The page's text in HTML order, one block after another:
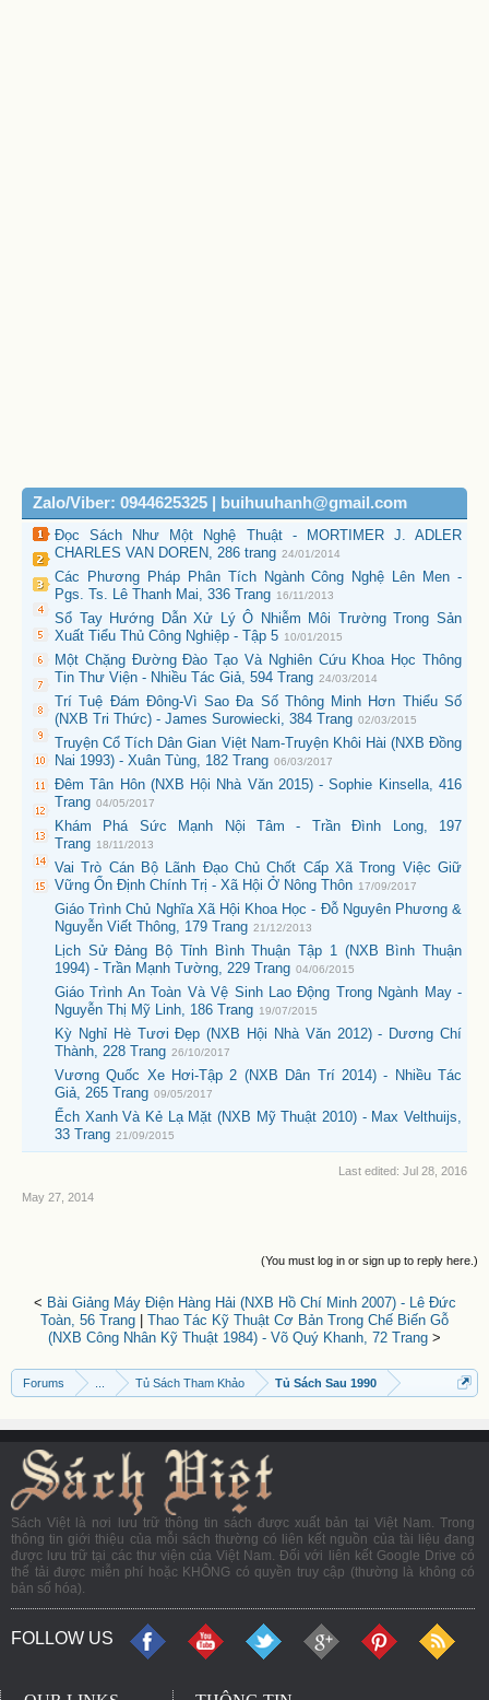
Zalo/Viber: 0944625325 | buihuuhanh@gmail.com
Đọc Sách Như Một Nghệ Thuật - MORTIMER J. ADLER
CHARLES VAN DOREN, 286 trang 24/01/2014
Các Phương Pháp Phân Tích Ngành Công Nghệ Lên Men -
Pgs. Ts. Lê Thanh Mai, 336 Trang 16/11/2013
Sổ Tay Hướng Dẫn Xử Lý Ô Nhiễm Môi Trường Trong Sản
Xuất Tiểu Thủ Công Nghiệp - Tập 5 10/01/2015
Một Chặng Đường Đào Tạo Và Nghiên Cứu Khoa Học Thông
Tin Thư Viện - Nhiều Tác Giả, 594 Trang 24/03/2014
Trí Tuệ Đám Đông-Vì Sao Đa Số Thông Minh Hơn Thiểu Số
(NXB Tri Thức) - James Surowiecki, 384 Trang 02/03/2015
Truyện Cổ Tích Dân Gian Việt Nam-Truyện Khôi Hài (NXB Đồng
Nai 1993) - Xuân Tùng, 182 Trang 06/03/2017
Đêm Tân Hôn (NXB Hội Nhà Văn 2015) - Sophie Kinsella, 416
Trang 04/05/2017
Khám Phá Sức Mạnh Nội Tâm - Trần Đình Long, 197
Trang 18/11/2013
Vai Trò Cán Bộ Lãnh Đạo Chủ Chốt Cấp Xã Trong Việc Giữ
Vững Ổn Định Chính Trị - Xã Hội Ở Nông Thôn 17/09/2017
Giáo Trình Chủ Nghĩa Xã Hội Khoa Học - Đỗ Nguyên Phương &
Nguyễn Viết Thông, 179 Trang 21/12/2013
Lịch Sử Đảng Bộ Tỉnh Bình Thuận Tập 1 (NXB Bình Thuận
1994) - Trần Mạnh Tường, 229 Trang 04/06/2015
Giáo Trình An Toàn Và Vệ Sinh Lao Động Trong Ngành May -
Nguyễn Thị Mỹ Linh, 186 Trang 19/07/2015
Kỳ Nghỉ Hè Tươi Đẹp (NXB Hội Nhà Văn 2012) - Dương Chí
Thành, 228 Trang 26/10/2017
Vương Quốc Xe Hơi-Tập 2 (NXB Dân Trí 2014) - Nhiều Tác
Giả, 265 Trang 09/05/2017
Ếch Xanh Và Kẻ Lạ Mặt (NXB Mỹ Thuật 2010) - Max Velthuijs,
33 Trang 21/09/2015
Last edited: Jul 28, 2016
May 27, 2014
(You must log in or sign up to reply here.)
< Bài Giảng Máy Điện Hàng Hải (NXB Hồ Chí Minh 2007) - Lê Đức
Toàn, 56 Trang
Thao Tác Kỹ Thuật Cơ Bản Trong Chế Biến Gỗ
(NXB Công Nhân Kỹ Thuật 1984) - Võ Quý Khanh, 72 Trang >
Forums Tủ Sách Tham Khảo Tủ Sách Sau 1990
Sách Việt là nơi lưu trữ thông tin sách được xuất bản tại Việt Nam. Trong
thông tin giới thiệu của mỗi sách thường có liên kết nguồn của tài liệu đang
được lưu trữ tại các thư viện của Việt Nam. Đối với liên kết Google Drive có
thể tải được miễn phí hoặc KHÔNG có quyền truy cập (thường là không có
bản số hóa).
FOLLOW US